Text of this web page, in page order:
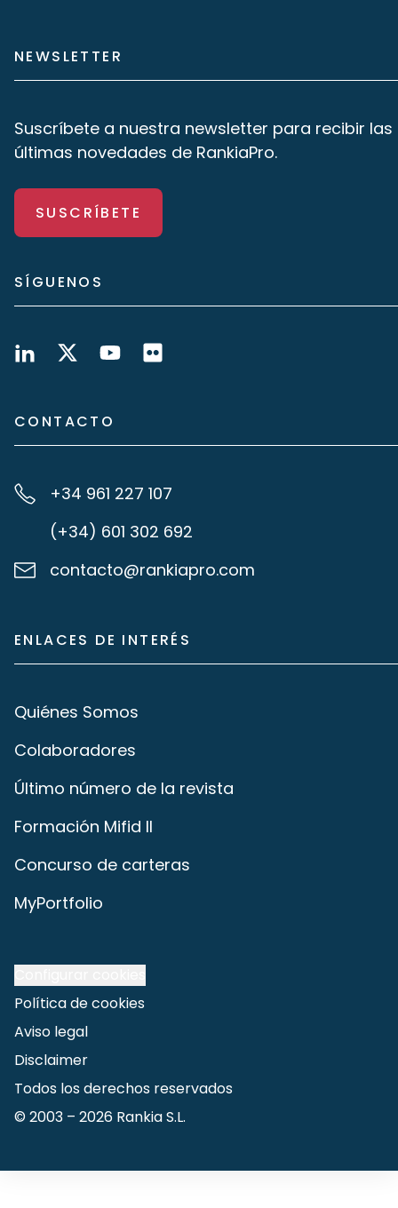
NEWSLETTER
Suscríbete a nuestra newsletter para recibir las
últimas novedades de RankiaPro.
SUSCRÍBETE
SÍGUENOS
CONTACTO
+34 961 227 107
(+34) 601 302 692
contacto@rankiapro.com
ENLACES DE INTERÉS
Quiénes Somos
Colaboradores
Último número de la revista
Formación Mifid II
Concurso de carteras
MyPortfolio
Política de cookies
Aviso legal
Disclaimer
Todos los derechos reservados
© 2003 – 2026 Rankia S.L.